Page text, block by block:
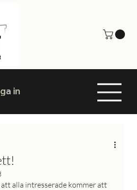
alla intresserade kommer att
in